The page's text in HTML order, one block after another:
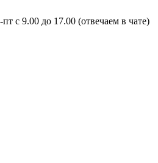
с 9.00 до 17.00 (отвечаем в чате)